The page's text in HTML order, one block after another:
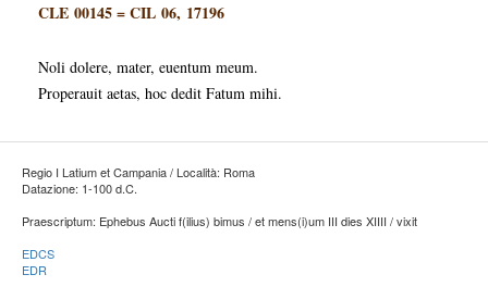
CLE 00145=CIL 06, 17196
Noli dolere, mater, euentum meum.
Properauit aetas, hoc dedit Fatum mihi.
Regio I Latium et Campania / Località: Roma
Datazione: 1-100 d.C.
Praescriptum: Ephebus Aucti f(ilius) bimus / et mens(i)um III dies XIIII / vixit
EDCS
EDR